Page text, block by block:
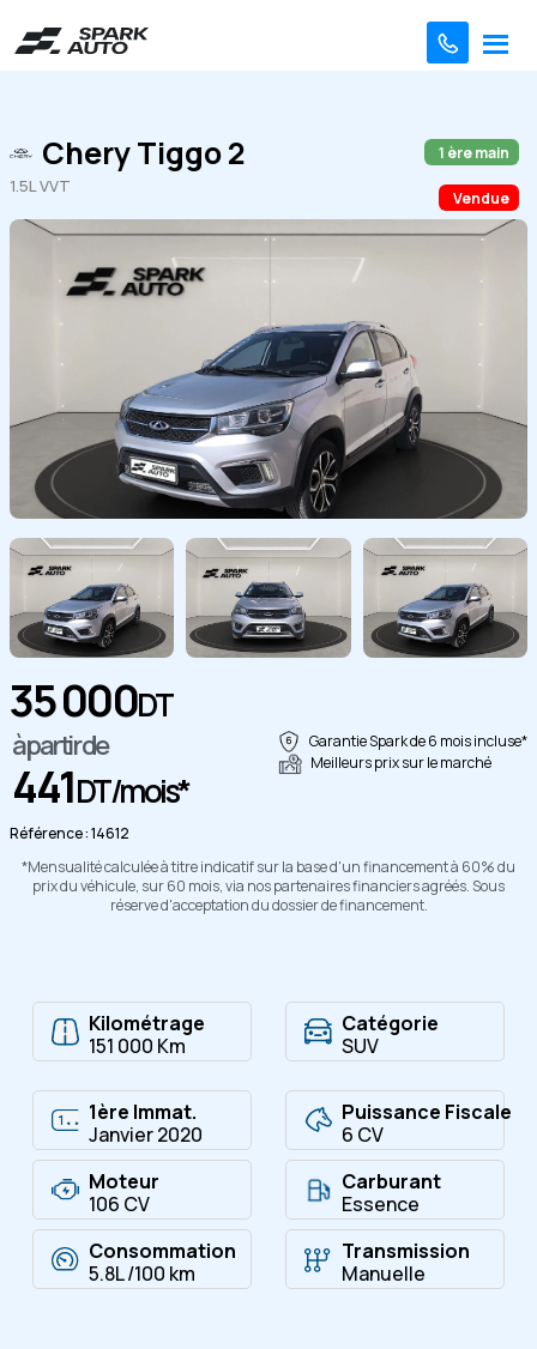
Chery Tiggo 2
1.5L VVT
Vendue
1 ère main
35 000DT
à partir de
441DT/mois*
Référence : 14612
Garantie Spark de 6 mois incluse*
Meilleurs prix sur le marché
*Mensualité calculée à titre indicatif sur la base d'un financement à 60% du
prix du véhicule, sur 60 mois, via nos partenaires financiers agréés. Sous
réserve d'acceptation du dossier de financement.
Kilométrage
151 000 Km
Catégorie
SUV
1ère Immat.
Janvier 2020
Puissance Fiscale
6 CV
Moteur
106 CV
Carburant
Essence
Consommation
5.8L /100 km
Transmission
Manuelle
Copier